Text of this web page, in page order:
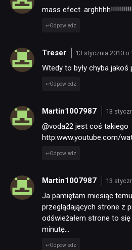
mass efect.
Odpowiedz
Treser 13 stycznia 2010 o
Wtedy to były chyba jakoś
Odpowiedz
Martin1007987 13
@voda22 jest coś takiego
http:www.youtube.com/
Odpowiedz
Martin1007987 13
Ja pamiętam miesiąc
przeglądających strone z
odświeżałem strone to się
minutę…
Odpowiedz